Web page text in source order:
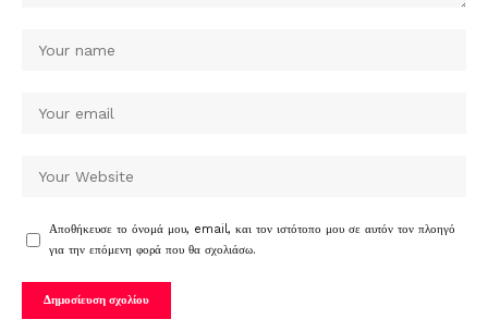
Αποθήκευσε το όνομά μου, email, και τον ιστότοπο μου σε αυτόν τον πλοηγό
για την επόμενη φορά που θα σχολιάσω.